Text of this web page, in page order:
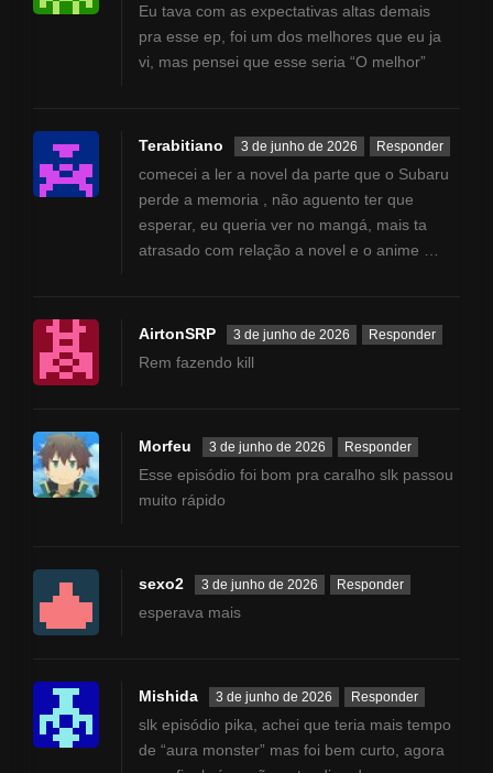
Eu tava com as expectativas altas demais
pra esse ep, foi um dos melhores que eu ja
vi, mas pensei que esse seria “O melhor”
Terabitiano 3 de junho de 2026 Responder
comecei a ler a novel da parte que o Subaru
perde a memoria , não aguento ter que
esperar, eu queria ver no mangá, mais ta
atrasado com relação a novel e o anime …
AirtonSRP 3 de junho de 2026 Responder
Rem fazendo kill
Morfeu 3 de junho de 2026 Responder
Esse episódio foi bom pra caralho slk passou
muito rápido
sexo2 3 de junho de 2026 Responder
esperava mais
Mishida 3 de junho de 2026 Responder
slk episódio pika, achei que teria mais tempo
de “aura monster” mas foi bem curto, agora